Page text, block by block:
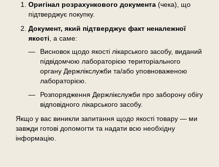
Оригінал розрахункового документа (чека), що
підтверджує покупку.
Документ, який підтверджує факт неналежної
якості , а саме:
Висновок щодо якості лікарського засобу, виданий
підвідомчою лабораторією територіального
органу Держлікслужби та/або уповноваженою
лабораторією.
Розпорядження Держлікслужби про заборону обігу
відповідного лікарського засобу.
Якщо у вас виникли запитання щодо якості товару — ми
завжди готові допомогти та надати всю необхідну
інформацію.